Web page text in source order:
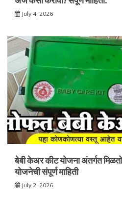
July 4, 2026
बेबी केअर कीट योजना अंतर्गत मिळतो
योजनेची संपूर्ण माहिती
July 2, 2026